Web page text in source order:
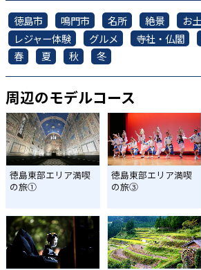
徳島市 鳴門市 名所 絶景
お
レジャー体験
グルメ 寺社・仏閣
春
夏 秋 冬
周辺のモデルコース
徳島東部エリア満喫
の旅①
徳島東部エリア満喫
の旅③